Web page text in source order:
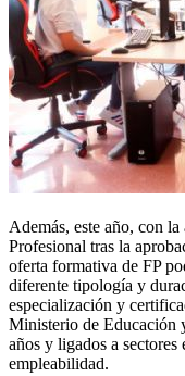
Además, este año, con
Profesional tras la
oferta formativa de FP
diferente tipología y
especialización y
Ministerio de Educación
años y ligados a sectores
empleabilidad.